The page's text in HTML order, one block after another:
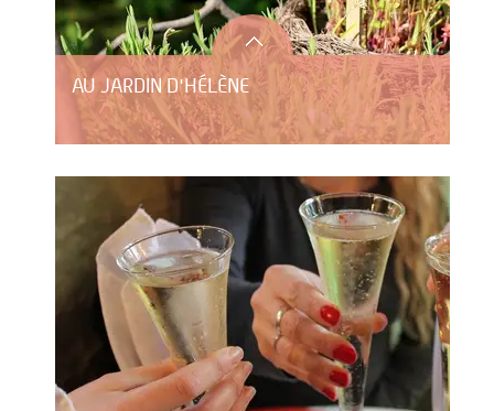
AU JARDIN D'HÉLÈNE